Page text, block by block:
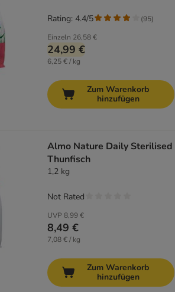
Einzeln 26,58 €
24,99 €
6,25 € / kg
Rating: 4.4/5 (95)
Zum Warenkorb
hinzufügen
Almo Nature Daily Sterilised
Thunfisch
1,2 kg
UVP 8,99 €
8,49 €
7,08 € / kg
Not Rated
Zum Warenkorb
hinzufügen